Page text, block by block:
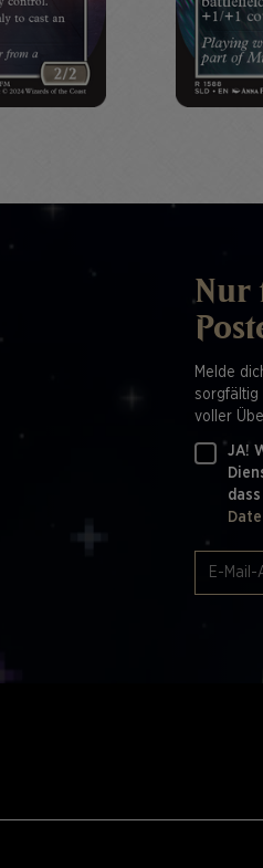
Nur
Melde
sorgfältig
voller
JA!